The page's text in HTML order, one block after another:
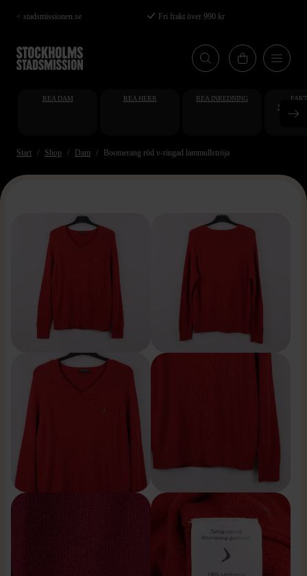
Hoppa
till
huvudinnehåll
< stadsmissionen.se Fri frakt över 990 kr
REA DAM REA HERR REA INREDNING
Start Shop Dam Boomerang röd v-ringad lammullströja